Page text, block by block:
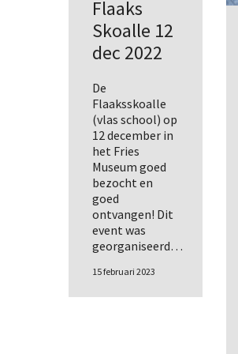
Flaaks
Skoalle 12
dec 2022
De
Flaaksskoalle
(vlas school) op
12 december in
het Fries
Museum goed
bezocht en
goed
ontvangen! Dit
event was
georganiseerd…
15 februari 2023